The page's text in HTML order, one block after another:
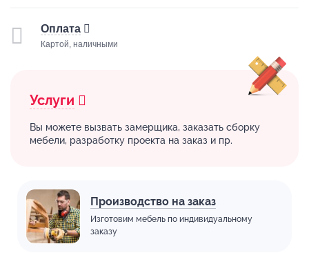
Оплата
Картой, наличными
Услуги
Вы можете вызвать замерщика, заказать сборку
мебели, разработку проекта на заказ и пр.
Производство на заказ
Изготовим мебель по индивидуальному
заказу